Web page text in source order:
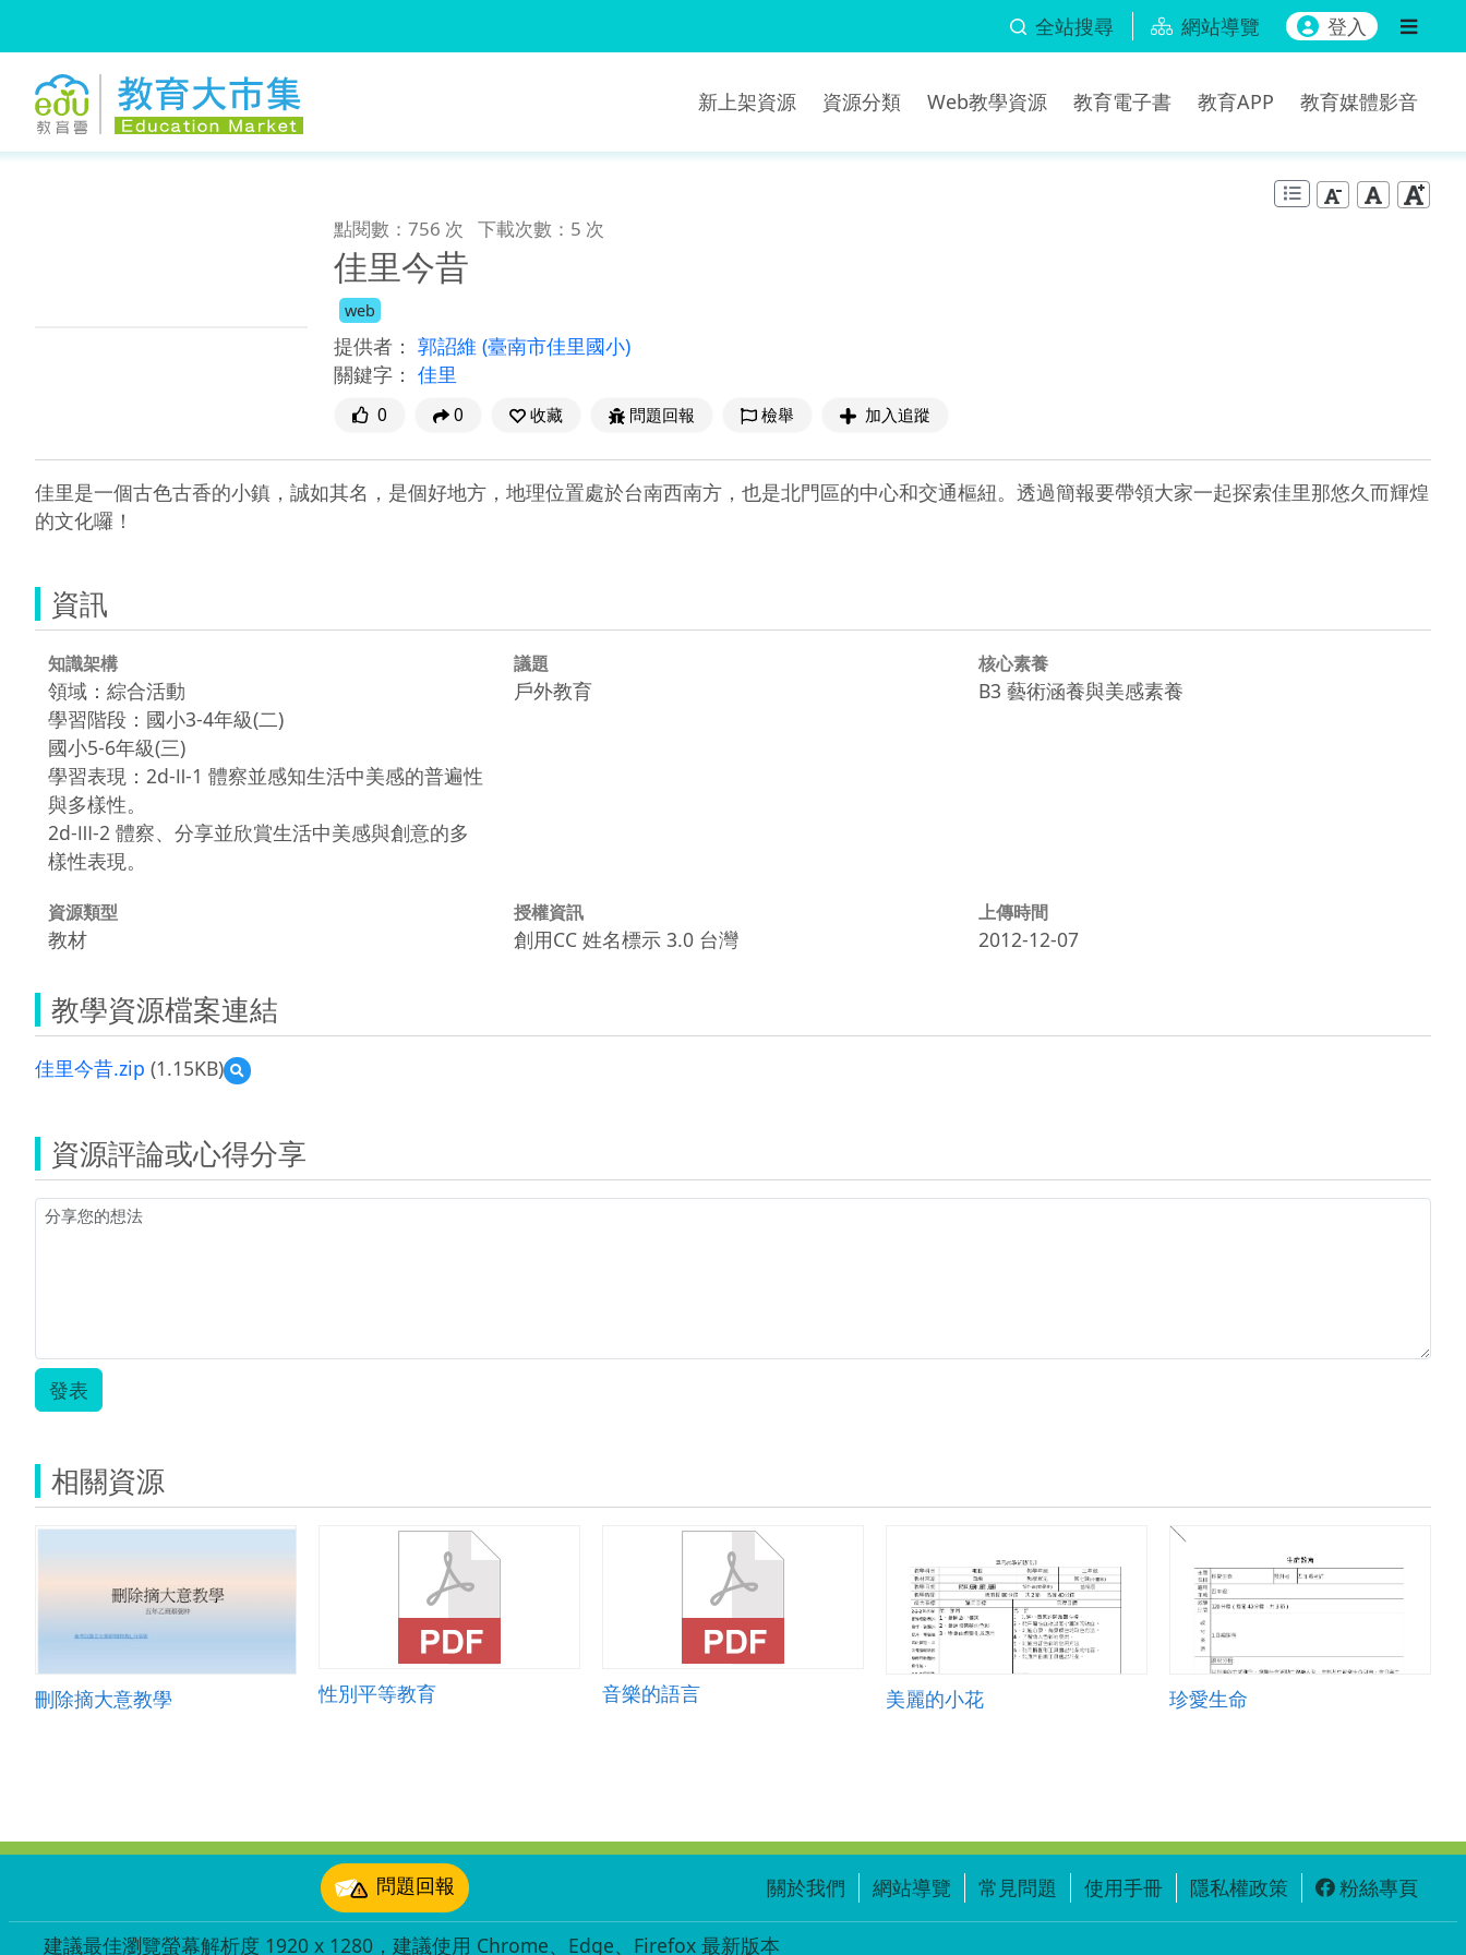
全站搜尋 網站導覽 登入
新上架資源 資源分類 Web教學資源 教育電子書 教育APP 教育媒體影音
點閱數：756 次 下載次數：5 次
佳里今昔
web
提供者： 郭詔維 (臺南市佳里國小)
關鍵字： 佳里
0 0 收藏 問題回報 檢舉 加入追蹤
佳里是一個古色古香的小鎮，誠如其名，是個好地方，地理位置處於台南西南方，也是北門區的中心和交通樞紐。透過簡報要帶領大家一起探索佳里那悠久而輝煌
的文化囉！
資訊
知識架構
領域：綜合活動
學習階段：國小3-4年級(二)
國小5-6年級(三)
學習表現：2d-Ⅱ-1 體察並感知生活中美感的普遍性
與多樣性。
2d-Ⅲ-2 體察、分享並欣賞生活中美感與創意的多
樣性表現。
議題
戶外教育
核心素養
B3 藝術涵養與美感素養
資源類型
教材
授權資訊
創用CC 姓名標示 3.0 台灣
上傳時間
2012-12-07
教學資源檔案連結
佳里今昔.zip (1.15KB)
預
覽
今
昔.zip
資源評論或心得分享
發表
相關資源
刪除摘大意教學 性別平等教育 音樂的語言 美麗的小花 珍愛生命
問題回報 關於我們 網站導覽 常見問題 使用手冊 隱私權政策 粉絲專頁
建議最佳瀏覽螢幕解析度 1920 x 1280，建議使用 Chrome、Edge、Firefox 最新版本